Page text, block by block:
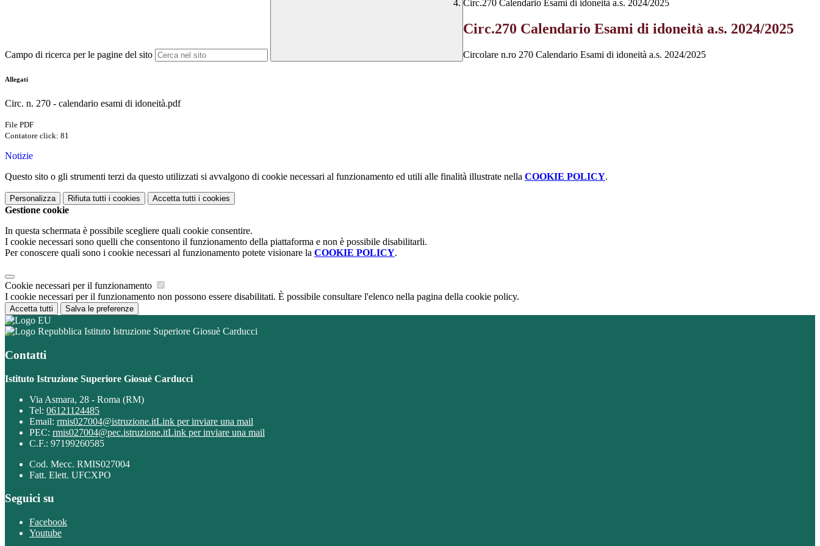
Campo di ricerca per le pagine del sito
Circ.270 Calendario Esami di idoneità a.s. 2024/2025
Circ.270 Calendario Esami di idoneità a.s. 2024/2025
Circolare n.ro 270 Calendario Esami di idoneità a.s. 2024/2025
Allegati
Circ. n. 270 - calendario esami di idoneità.pdf
File PDF
Contatore click: 81
Notizie
Questo sito o gli strumenti terzi da questo utilizzati si avvalgono di cookie necessari al funzionamento ed utili alle finalità illustrate nella COOKIE POLICY.
Personalizza Rifiuta tutti i cookies Accetta tutti i cookies
Gestione cookie
In questa schermata è possibile scegliere quali cookie consentire.
I cookie necessari sono quelli che consentono il funzionamento della piattaforma e non è possibile disabilitarli.
Per conoscere quali sono i cookie necessari al funzionamento potete visionare la COOKIE POLICY.
Cookie necessari per il funzionamento
I cookie necessari per il funzionamento non possono essere disabilitati. È possibile consultare l'elenco nella pagina della cookie policy.
Accetta tutti Salva le preferenze
Istituto Istruzione Superiore Giosuè Carducci
Contatti
Istituto Istruzione Superiore Giosuè Carducci
Via Asmara, 28 - Roma (RM)
Tel: 06121124485
Email: rmis027004@istruzione.itLink per inviare una mail
PEC: rmis027004@pec.istruzione.itLink per inviare una mail
C.F.: 97199260585
Cod. Mecc. RMIS027004
Fatt. Elett. UFCXPO
Seguici su
Facebook
Youtube